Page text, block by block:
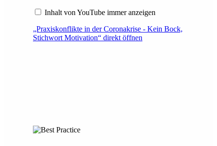
Inhalt von YouTube immer anzeigen
„Praxiskonflikte in der Coronakrise - Kein Bock,
Stichwort Motivation“ direkt öffnen